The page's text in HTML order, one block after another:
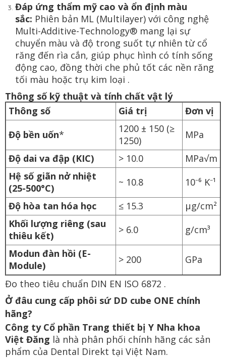
Đáp ứng thẩm mỹ cao và ổn định màu
sắc: Phiên bản ML (Multilayer) với công nghệ
Multi-Additive-Technology® mang lại sự
chuyển màu và độ trong suốt tự nhiên từ cổ
răng đến rìa cắn, giúp phục hình có tính sống
động cao, đồng thời che phủ tốt các nền răng
tối màu hoặc trụ kim loại .
Thông số kỹ thuật và tính chất vật lý
Thông số
Giá trị
Đơn vị
Độ bền uốn*
1200 ± 150 (≥
1250)
MPa
Độ dai va đập (KIC)
> 10.0
MPa√m
Hệ số giãn nở nhiệt
(25-500°C)
~ 10.8
10⁻⁶ K⁻¹
Độ hòa tan hóa học
≤ 15.3
μg/cm²
Khối lượng riêng (sau
thiêu kết)
> 6.0
g/cm³
Modun đàn hồi (E-
Module)
> 200
GPa
Đo theo tiêu chuẩn DIN EN ISO 6872 .
Ở đâu cung cấp phôi sứ DD cube ONE chính
hãng?
Công ty Cổ phần Trang thiết bị Y Nha khoa
Việt Đăng là nhà phân phối chính hãng các sản
phẩm của Dental Direkt tại Việt Nam.